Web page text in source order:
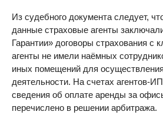
Из судебного документа следует,
данные страховые агенты
Гарантии» договоры страхования с
агенты не имели наёмных
иных помещений для
деятельности. На счетах агентов-
сведения об оплате аренды за
перечислено в решении арбитража.